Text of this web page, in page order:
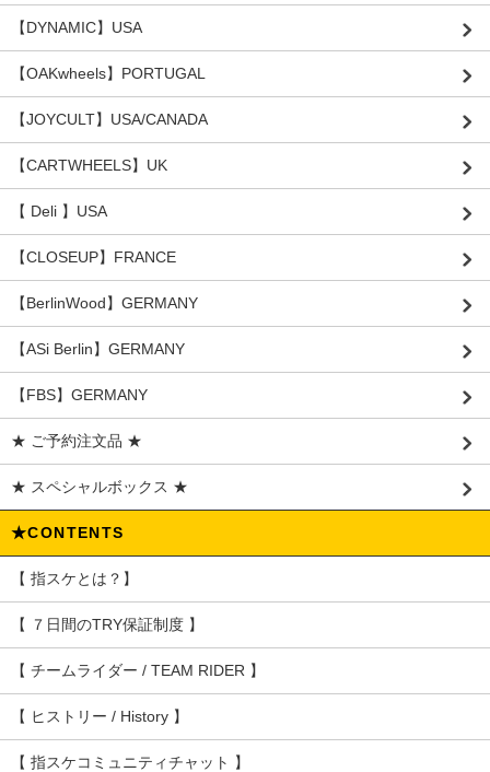
【DYNAMIC】USA
【OAKwheels】PORTUGAL
【JOYCULT】USA/CANADA
【CARTWHEELS】UK
【 Deli 】USA
【CLOSEUP】FRANCE
【BerlinWood】GERMANY
【ASi Berlin】GERMANY
【FBS】GERMANY
★ ご予約注文品 ★
★ スペシャルボックス ★
★CONTENTS
【 指スケとは？】
【 ７日間のTRY保証制度 】
【 チームライダー / TEAM RIDER 】
【 ヒストリー / History 】
【 指スケコミュニティチャット 】